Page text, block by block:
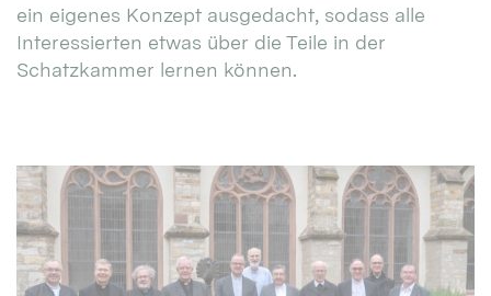
ein eigenes Konzept ausgedacht, sodass alle
Interessierten etwas über die Teile in der
Schatzkammer lernen können.